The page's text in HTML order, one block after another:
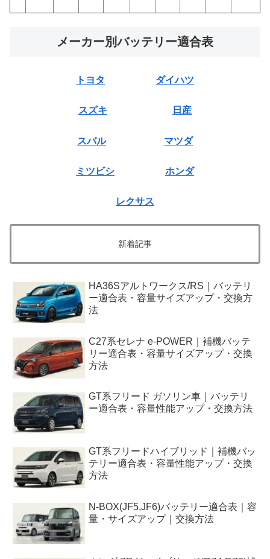
メーカー別バッテリー適合表
トヨタ ダイハツ
スズキ 日産
スバル マツダ
ミツビシ ホンダ
レクサス
新着記事
HA36Sアルトワークス/RS｜バッテリ
ー適合表・容量サイズアップ・交換方
法
C27系セレナ e-POWER｜補機バッテ
リー適合表・容量サイズアップ・交換
方法
GT系フリード ガソリン車｜バッテリ
ー適合表・容量性能アップ・交換方法
GT系フリードハイブリッド｜補機バッ
テリー適合表・容量性能アップ・交換
方法
N-BOX(JF5,JF6)バッテリー適合表｜容
量・サイズアップ｜交換方法